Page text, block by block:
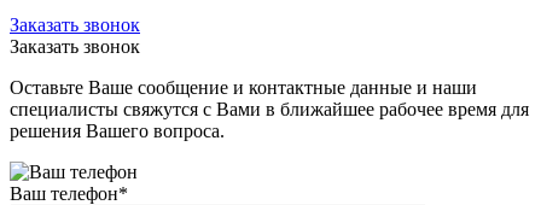
Заказать звонок
Заказать звонок
Оставьте Ваше сообщение и контактные данные и наши
специалисты свяжутся с Вами в ближайшее рабочее время для
решения Вашего вопроса.
Ваш телефон*